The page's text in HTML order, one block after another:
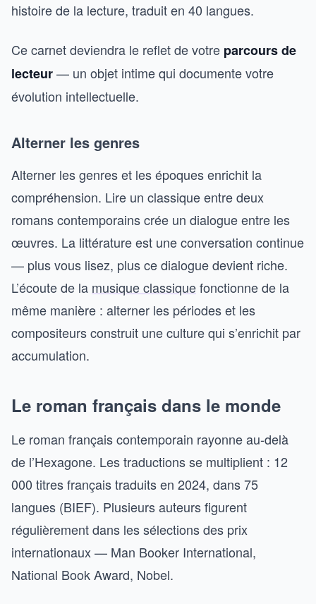
histoire de la lecture, traduit en 40 langues.
Ce carnet deviendra le reflet de votre parcours de
lecteur— un objet intime qui documente votre
évolution intellectuelle.
Alterner les genres
Alterner les genres et les époques enrichit la
compréhension. Lire un classique entre deux
romans contemporains crée un dialogue entre les
œuvres. La littérature est une conversation continue
— plus vous lisez, plus ce dialogue devient riche.
L’écoute de la musique classiquefonctionne de la
même manière : alterner les périodes et les
compositeurs construit une culture qui s’enrichit par
accumulation.
Le roman français dans le monde
Le roman français contemporain rayonne au-delà
de l’Hexagone. Les traductions se multiplient : 12
000 titres français traduits en 2024, dans 75
langues (BIEF). Plusieurs auteurs figurent
régulièrement dans les sélections des prix
internationaux — Man Booker International,
National Book Award, Nobel.